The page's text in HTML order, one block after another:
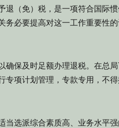
（免）税，是一项符合国际
务必要提高对这一工作重要性
确保及时足额办理退税。在总
项计划管理，专款专用，不
当选派综合素质高、业务水平